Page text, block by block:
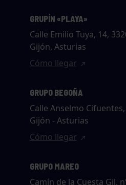
GRUPÍN «PLAYA»
Calle Emilio Tuya, 14,
Gijón, Asturias
Cómo llegar
GRUPO BEGOÑA
Calle Anselmo Cifuentes,
Gijón - Asturias
Cómo llegar
GRUPO MAREO
Camín de la Cuesta Gil,